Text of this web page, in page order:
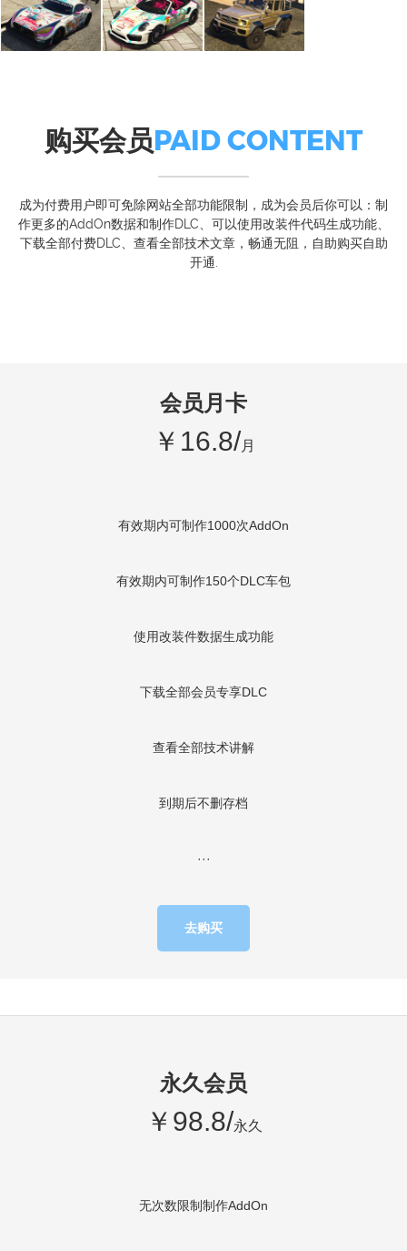
购买会员PAID CONTENT
成为付费用户即可免除网站全部功能限制，成为会员后你可以：制
作更多的AddOn数据和制作DLC、可以使用改装件代码生成功能、
下载全部付费DLC、查看全部技术文章，畅通无阻，自助购买自助
开通.
会员月卡
￥16.8/ 月
有效期内可制作1000次AddOn
有效期内可制作150个DLC车包
使用改装件数据生成功能
下载全部会员专享DLC
查看全部技术讲解
到期后不删存档
···
去购买
永久会员
￥98.8/永久
无次数限制制作AddOn